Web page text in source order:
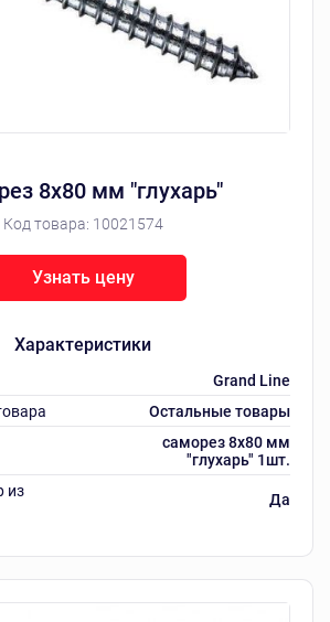
8х80 мм "глухарь"
Код товара: 10021574
Характеристики
Grand Line
Остальные товары
саморез 8х80 мм
"глухарь" 1шт.
из
Да
Узнать цену